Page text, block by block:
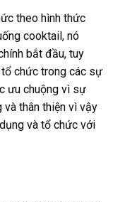
theo hình thức
cooktail, nó
bắt đầu, tuy
chức trong các sự
ưu chuộng vì sự
và thân thiện vì vậy
và tổ chức với